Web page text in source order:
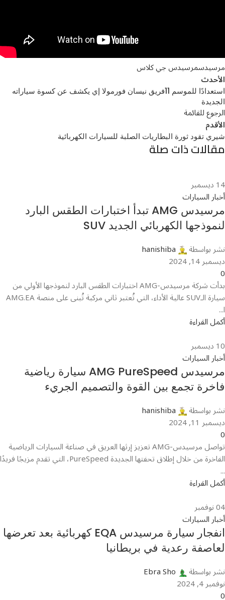
مرسيدسمرسيدس جي كلاس
الأحدث
استعدادًا للموسم 11فريق نيسان فورمولا إي يكشف عن كسوة سياراته
الجديدة
الرجوع للقائمة
الأقدم
شيري تقود ثورة البطاريات الصلبة للسيارات الكهربائية
مقالات ذات صلة
14ديسمبر
أخبار السيارات
مرسيدس AMG تبدأ اختبارات الطقس البارد
لنموذجها الكهربائي الجديد SUV
نشر بواسطة hanishiba
ديسمبر 14, 2024
0
بدأت شركة مرسيدس-AMG اختبارات الطقس البارد لنموذجها الأولي من
سيارة الـSUV عالية الأداء، التي تُعتبر ثاني مركبة تُبنى على منصة AMG.EA
ا...
أكمل القراءة
10ديسمبر
أخبار السيارات
مرسيدس AMG PureSpeed سيارة رياضية
فاخرة تجمع بين القوة والتصميم الجريء
نشر بواسطة hanishiba
ديسمبر 11, 2024
0
تواصل مرسيدس-AMG تعزيز إرثها العريق في صناعة السيارات الرياضية
الفاخرة من خلال إطلاق تحفتها الجديدة PureSpeed، التي تقدم مزيجًا فريدًا
...
أكمل القراءة
04نوفمبر
أخبار السيارات
انفجار سيارة مرسيدس EQA كهربائية بعد تعرضها
لعاصفة رعدية في بريطانيا
نشر بواسطة Ebra Sho
نوفمبر 4, 2024
0